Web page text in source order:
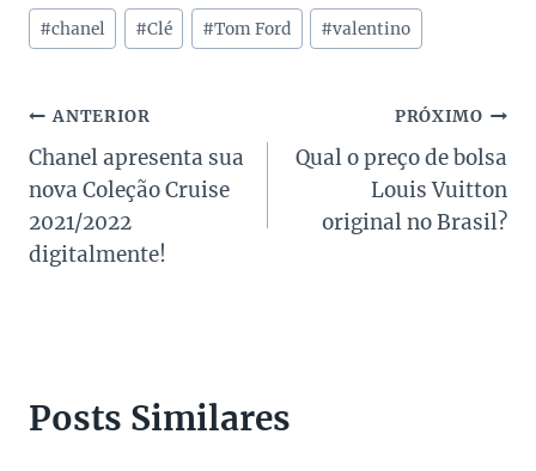
Tags
do
#chanel #Clé #Tom Ford #valentino
Navegação
de
Post
ANTERIOR
Chanel apresenta sua
nova Coleção Cruise
2021/2022
digitalmente!
PRÓXIMO
Qual o preço de bolsa
Louis Vuitton
original no Brasil?
Posts Similares